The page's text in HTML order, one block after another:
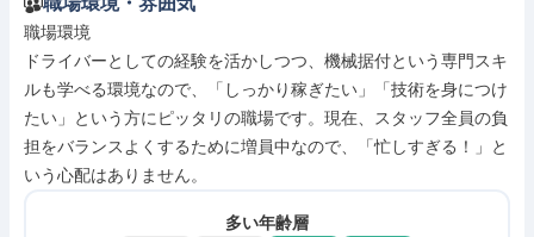
職場環境
ドライバーとしての経験を活かしつつ、機械据付という専門スキ
ルも学べる環境なので、「しっかり稼ぎたい」「技術を身につけ
たい」という方にピッタリの職場です。現在、スタッフ全員の負
担をバランスよくするために増員中なので、「忙しすぎる！」と
いう心配はありません。
多い年齢層